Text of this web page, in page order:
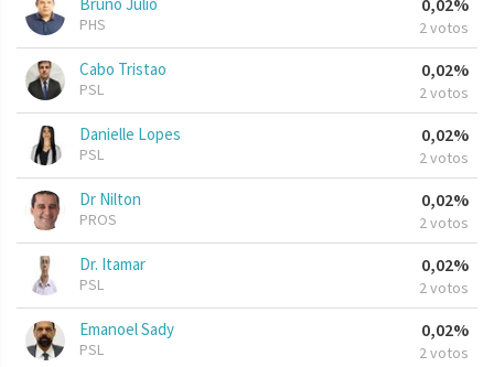
PHS
0,02%
2 votos
Cabo Tristao
PSL
0,02%
2 votos
Danielle Lopes
PSL
0,02%
2 votos
Dr Nilton
PROS
0,02%
2 votos
Dr. Itamar
PSL
0,02%
2 votos
Emanoel Sady
PSL
0,02%
2 votos